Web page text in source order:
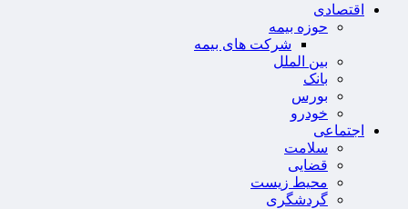
اقتصادی
حوزه بیمه
شرکت های بیمه
بین الملل
بانک
بورس
خودرو
اجتماعی
سلامت
قضایی
محیط زیست
گردشگری